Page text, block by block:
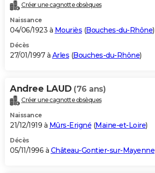
Créer une cagnotte obsèques
Naissance
04/06/1923 à Mouriès (Bouches-du-Rhône)
Décès
27/01/1997 à Arles (Bouches-du-Rhône)
Andree LAUD (76 ans)
Créer une cagnotte obsèques
Naissance
21/12/1919 à Mûrs-Erigné (Maine-et-Loire)
Décès
05/11/1996 à Château-Gontier-sur-Mayenne